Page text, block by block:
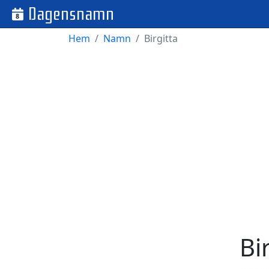
8 Dagensnamn
Hem Namn Birgitta